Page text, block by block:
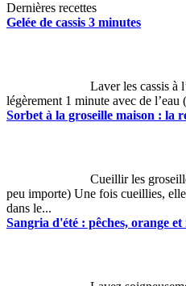
Dernières recettes
Gelée de cassis 3 minutes
Laver les cassis à
légèrement 1 minute avec de
Sorbet à la groseille maison : la
Cueillir les
peu importe) Une fois cueillies,
dans le...
Sangria d'été : pêches, orange